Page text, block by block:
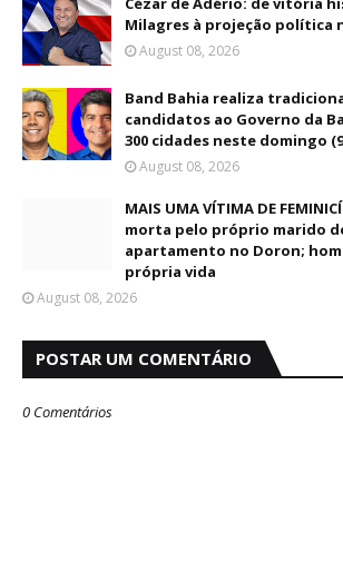
Milagres à projeção política
August 08, 2026
Band Bahia realiza
candidatos ao Governo da
300 cidades neste domingo
August 08, 2026
MAIS UMA VÍTIMA DE
morta pelo próprio marido
apartamento no Doron;
própria vida
August 08, 2026
POSTAR UM COMENTÁRIO
0 Comentários